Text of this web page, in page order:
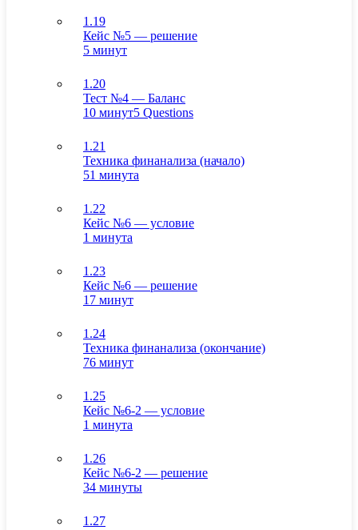
1.19
Кейс №5 — решение
5 минут
1.20
Тест №4 — Баланс
10 минут5 Questions
1.21
Техника финанализа (начало)
51 минута
1.22
Кейс №6 — условие
1 минута
1.23
Кейс №6 — решение
17 минут
1.24
Техника финанализа (окончание)
76 минут
1.25
Кейс №6-2 — условие
1 минута
1.26
Кейс №6-2 — решение
34 минуты
1.27